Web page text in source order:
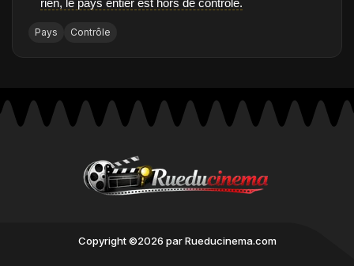
rien, le pays entier est hors de contrôle.
Pays Contrôle
Copyright ©2026 par Rueducinema.com